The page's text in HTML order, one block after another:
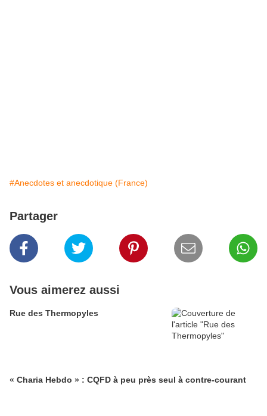
#Anecdotes et anecdotique (France)
Partager
Vous aimerez aussi
Rue des Thermopyles
« Charia Hebdo » : CQFD à peu près seul à contre-courant